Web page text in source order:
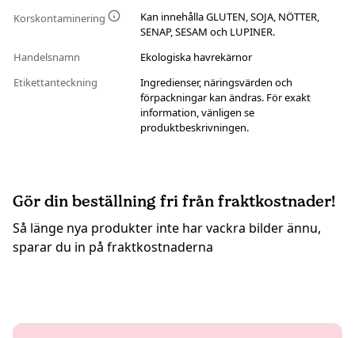
Korskontaminering
Kan innehålla GLUTEN, SOJA, NÖTTER,
SENAP, SESAM och LUPINER.
Handelsnamn
Ekologiska havrekärnor
Etikettanteckning
Ingredienser, näringsvärden och
förpackningar kan ändras. För exakt
information, vänligen se
produktbeskrivningen.
Gör din beställning fri från fraktkostnader!
Så länge nya produkter inte har vackra bilder ännu,
sparar du in på fraktkostnaderna